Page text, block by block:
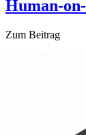
Human-
Zum Beitrag